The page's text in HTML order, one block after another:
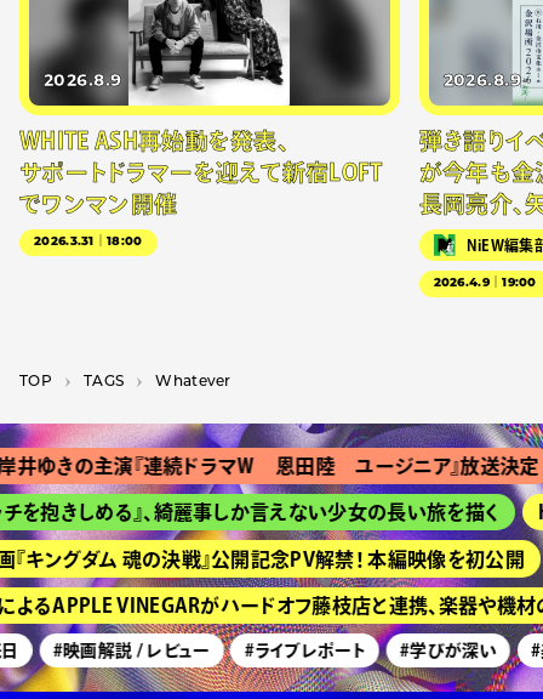
2026.8.9
WHITE ASH再始動を発表、
サポートドラマーを迎えて新宿LOFT
でワンマン開催
2026.3.31｜18:00
2026.8.9
弾き語りイ
が今年も金
長岡亮介、
NiEW編集
2026.4.9｜19:00
TOP T­A­G­S Whatever
ゆきの主演『連続ドラマＷ 恩田陸 ユージニア』放送決定
抱きしめる』、綺麗事しか言えない少女の長い旅を描く
ングダム 魂の決戦』公開記念PV解禁！ 本編映像を初公開
るAPPLE VINEGARがハードオフ藤枝店と連携、楽器や機材
#映画解説 / レビュー #ライブレポート #学びが深い #